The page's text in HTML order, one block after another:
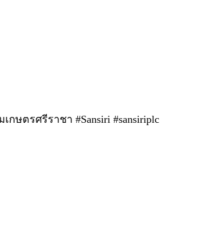
ตรศรีราชา #Sansiri #sansiriplc